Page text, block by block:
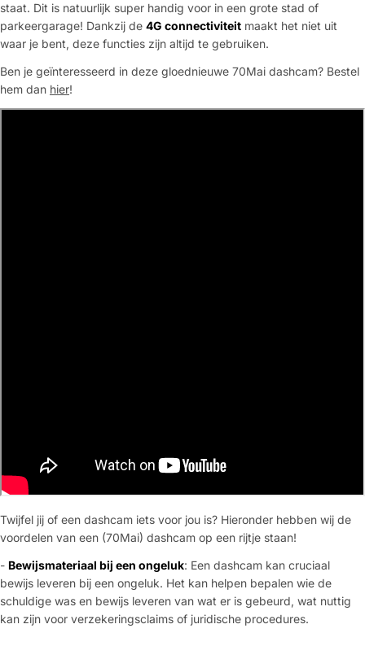
staat. Dit is natuurlijk super handig voor in een grote stad of
parkeergarage! Dankzij de 4G connectiviteit maakt het niet uit
waar je bent, deze functies zijn altijd te gebruiken.
Ben je geïnteresseerd in deze gloednieuwe 70Mai dashcam? Bestel
hem dan hier!
Twijfel jij of een dashcam iets voor jou is? Hieronder hebben wij de
voordelen van een (70Mai) dashcam op een rijtje staan!
- Bewijsmateriaal bij een ongeluk: Een dashcam kan cruciaal
bewijs leveren bij een ongeluk. Het kan helpen bepalen wie de
schuldige was en bewijs leveren van wat er is gebeurd, wat nuttig
kan zijn voor verzekeringsclaims of juridische procedures.